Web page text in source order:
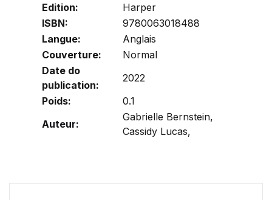
Edition:
Harper
ISBN:
9780063018488
Langue:
Anglais
Couverture:
Normal
Date do
publication:
2022
Poids:
0.1
Auteur:
Gabrielle Bernstein,
Cassidy Lucas,